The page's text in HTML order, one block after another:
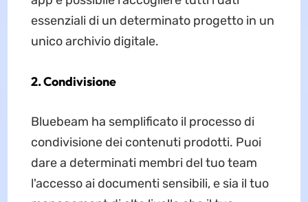
essenziali di un determinato progetto in un
unico archivio digitale.
2. Condivisione
Bluebeam ha semplificato il processo di
condivisione dei contenuti prodotti. Puoi
dare a determinati membri del tuo team
l'accesso ai documenti sensibili, e sia il tuo